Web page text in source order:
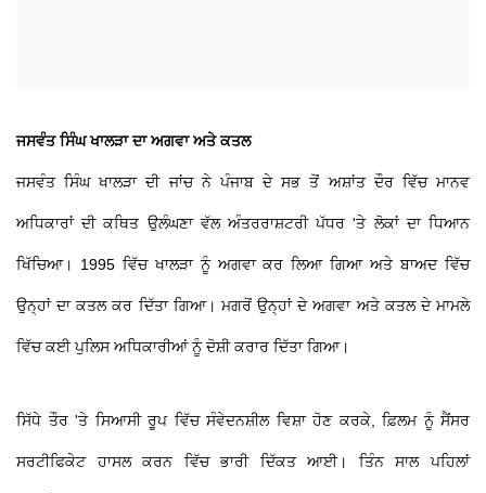
ਜਸਵੰਤ ਸਿੰਘ ਖਾਲੜਾ ਦਾ ਅਗਵਾ ਅਤੇ ਕਤਲ
ਜਸਵੰਤ ਸਿੰਘ ਖਾਲੜਾ ਦੀ ਜਾਂਚ ਨੇ ਪੰਜਾਬ ਦੇ ਸਭ ਤੋਂ ਅਸ਼ਾਂਤ ਦੌਰ ਵਿੱਚ ਮਾਨਵ
ਅਧਿਕਾਰਾਂ ਦੀ ਕਥਿਤ ਉਲੰਘਣਾ ਵੱਲ ਅੰਤਰਰਾਸ਼ਟਰੀ ਪੱਧਰ 'ਤੇ ਲੋਕਾਂ ਦਾ ਧਿਆਨ
ਖਿੱਚਿਆ। 1995 ਵਿੱਚ ਖਾਲੜਾ ਨੂੰ ਅਗਵਾ ਕਰ ਲਿਆ ਗਿਆ ਅਤੇ ਬਾਅਦ ਵਿੱਚ
ਉਨ੍ਹਾਂ ਦਾ ਕਤਲ ਕਰ ਦਿੱਤਾ ਗਿਆ। ਮਗਰੋਂ ਉਨ੍ਹਾਂ ਦੇ ਅਗਵਾ ਅਤੇ ਕਤਲ ਦੇ ਮਾਮਲੇ
ਵਿੱਚ ਕਈ ਪੁਲਿਸ ਅਧਿਕਾਰੀਆਂ ਨੂੰ ਦੋਸ਼ੀ ਕਰਾਰ ਦਿੱਤਾ ਗਿਆ।
ਸਿੱਧੇ ਤੌਰ 'ਤੇ ਸਿਆਸੀ ਰੂਪ ਵਿੱਚ ਸੰਵੇਦਨਸ਼ੀਲ ਵਿਸ਼ਾ ਹੋਣ ਕਰਕੇ, ਫ਼ਿਲਮ ਨੂੰ ਸੈਂਸਰ
ਸਰਟੀਫਿਕੇਟ ਹਾਸਲ ਕਰਨ ਵਿੱਚ ਭਾਰੀ ਦਿੱਕਤ ਆਈ। ਤਿੰਨ ਸਾਲ ਪਹਿਲਾਂ